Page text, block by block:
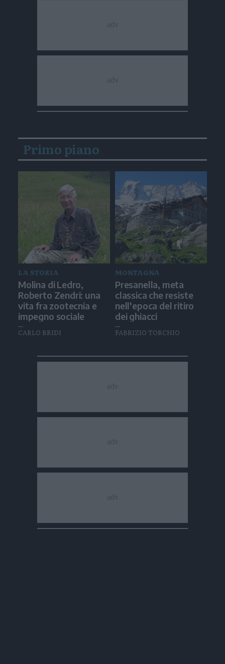
Primo piano
LA STORIA
Molina di Ledro,
Roberto Zendri: una
vita fra zootecnia e
impegno sociale
CARLO BRIDI
MONTAGNA
Presanella, meta
classica che resiste
nell'epoca del ritiro
dei ghiacci
FABRIZIO TORCHIO